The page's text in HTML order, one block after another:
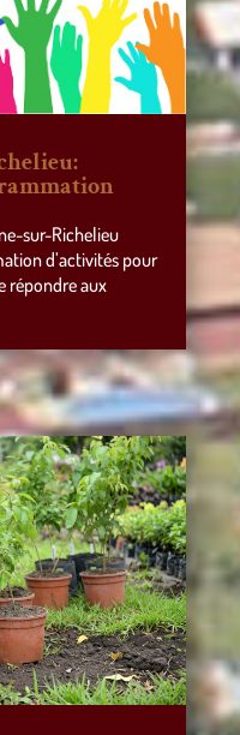
sur-Richelieu
d’activités pour
répondre aux